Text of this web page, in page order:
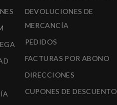
DEVOLUCIONES DE
MERCANCÍA
PEDIDOS
FACTURAS POR ABONO
DIRECCIONES
CUPONES DE DESCUENTO